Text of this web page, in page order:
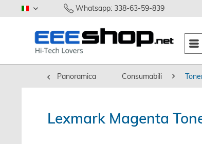
italiano Whatsapp: 338-63-59-839
Panoramica Consumabili
Lexmark Magenta